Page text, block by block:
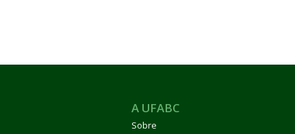
A UFABC
Sobre